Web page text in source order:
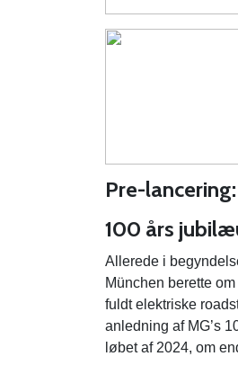
Pre-
100 års
Allerede i
München berette
fuldt elektriske
anledning af MG’s
løbet af 2024, om